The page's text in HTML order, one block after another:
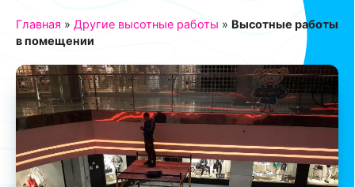
Главная » Другие высотные работы » Высотные работы
в помещении